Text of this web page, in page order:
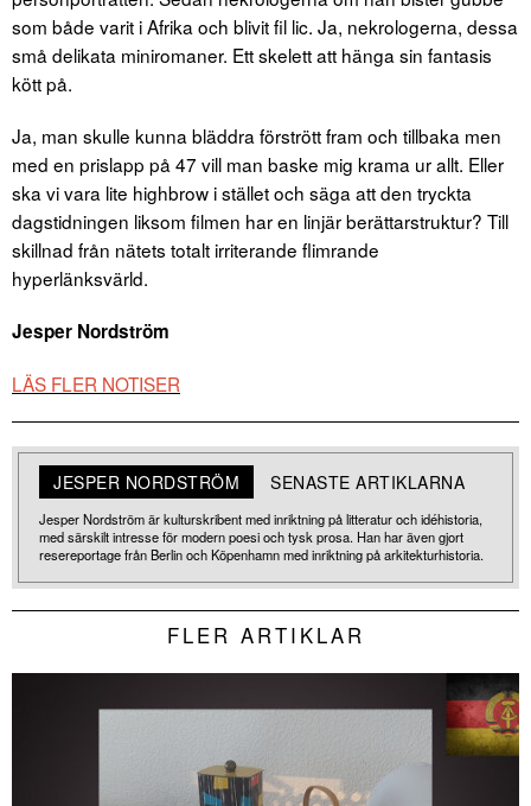
som både varit i Afrika och blivit fil lic. Ja, nekrologerna, dessa
små delikata miniromaner. Ett skelett att hänga sin fantasis
kött på.
Ja, man skulle kunna bläddra förstrött fram och tillbaka men
med en prislapp på 47 vill man baske mig krama ur allt. Eller
ska vi vara lite highbrow i stället och säga att den tryckta
dagstidningen liksom filmen har en linjär berättarstruktur? Till
skillnad från nätets totalt irriterande flimrande
hyperlänksvärld.
Jesper Nordström
LÄS FLER NOTISER
JESPER NORDSTRÖM SENASTE ARTIKLARNA
Jesper Nordström är kulturskribent med inriktning på litteratur och idéhistoria,
med särskilt intresse för modern poesi och tysk prosa. Han har även gjort
resereportage från Berlin och Köpenhamn med inriktning på arkitekturhistoria.
FLER ARTIKLAR